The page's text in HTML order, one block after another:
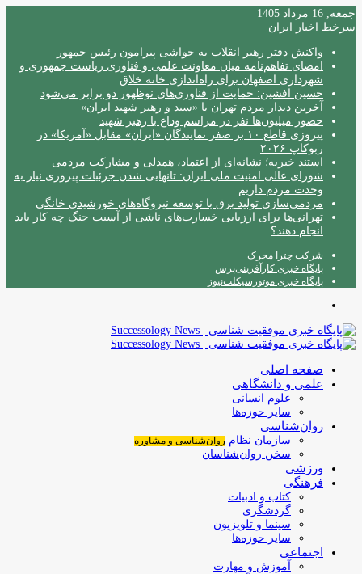
جمعه, 16 مرداد 1405
سرخط اخبار ایران
واکنش دفتر رهبر انقلاب به حواشی پیرامون رئیس جمهور
امضای تفاهم‌نامه میان معاونت علمی و فناوری ریاست جمهوری و
شهرداری اصفهان برای راه‌اندازی خانه خلاق
حسین افشین: حمایت از فناوری‌های نوظهور دو برابر می‌شود
آخرین دیدار مردم تهران با «سید و رهبر شهید ایران»
حضور میلیون‌ها نفر در مراسم وداع با رهبر شهید
پیروزی قاطع ۱۰ بر صفر نمایندگان «ایران» مقابل «آمریکا» در
ربوکاپ ۲۰۲۶
استند خیریه؛ نشانه‌ای از اعتماد، همدلی و مشارکت مردمی
شورای عالی امنیت ملی ایران: تانهایی شدن جزئیات پیروزی نیاز به
وحدت مردم داریم
مردمی‌سازی تولید برق با توسعه نیروگاه‌های خورشیدی خانگی
تهرانی‌ها برای ارزیابی خسارت‌های ناشی از آسیب جنگ چه کار باید
انجام دهند؟
شرکت چترا محرک
پایگاه خبری کارآفرینی‌پرس
پایگاه خبری موتورسیکلت‌نیوز
صفحه اصلی
علمی و دانشگاهی
علوم انسانی
سایر حوزه‌ها
روان‌شناسی
سازمان نظام روان‌شناسی و مشاوره
سخن روان‌شناسان
ورزشی
فرهنگی
کتاب و ادبیات
گردشگری
سینما و تلویزیون
سایر حوزه‌ها
اجتماعی
آموزش و مهارت